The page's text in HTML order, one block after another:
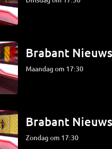
Brabant Nieuws
maandag om 17:30
Brabant Nieuws
zondag om 17:30